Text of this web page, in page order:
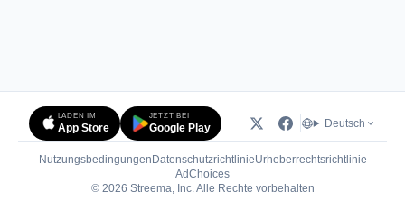
LADEN IM
App Store
JETZT BEI
Google Play Deutsch
Nutzungsbedingungen DatenschutzrichtlinieUrheberrechtsrichtlinie
AdChoices(öffnet in neuem Tab)
© 2026 Streema, Inc. Alle Rechte vorbehalten